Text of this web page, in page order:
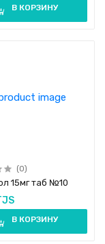
В КОРЗИНУ
(0)
15мг таб №10
В КОРЗИНУ